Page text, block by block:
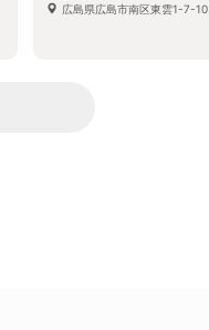
広島県広島市南区東雲1-7-10